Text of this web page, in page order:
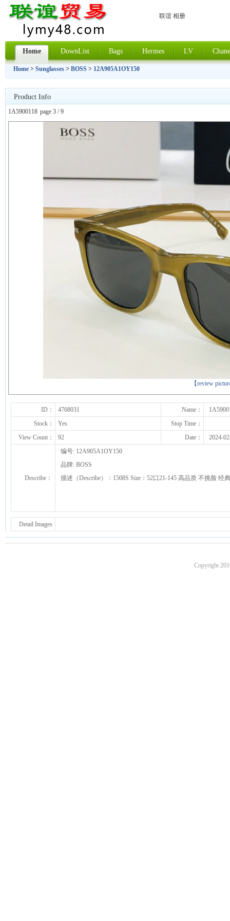
联谊 相册
Home DownList Bags Hermes LV
Home > Sunglasses > BOSS > 12A905A1OY150
Product Info
1A5900118 page 3 / 9
【review
ID： 4768031 Name：
Stock：
Yes
Stop Time：
View Count：
92 Date： 2024-
Describe：
编号: 12A905A1OY150
品牌: BOSS
描述（Describe）：1508S Size：52口21-145 高品质 不挑脸
Detail Images
Copyright